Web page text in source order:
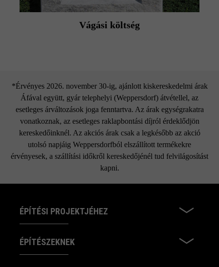
Vágási költség
*Érvényes 2026. november 30-ig, ajánlott kiskereskedelmi árak
Áfával együtt, gyár telephelyi (Weppersdorf) átvétellel, az
esetleges árváltozások joga fenntartva. Az árak egységrakatra
vonatkoznak, az esetleges raklapbontási díjról érdeklődjön
kereskedőinknél. Az akciós árak csak a legkésőbb az akció
utolsó napjáig Weppersdorfból elszállított termékekre
érvényesek, a szállítási időkről kereskedőjénél tud felvilágosítást
kapni.
ÉPÍTÉSI PROJEKTJÉHEZ
ÉPÍTÉSZEKNEK